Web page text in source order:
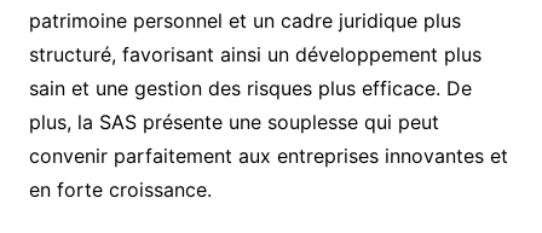
patrimoine personnel et un cadre juridique plus
structuré, favorisant ainsi un développement plus
sain et une gestion des risques plus efficace. De
plus, la SAS présente une souplesse qui peut
convenir parfaitement aux entreprises innovantes et
en forte croissance.